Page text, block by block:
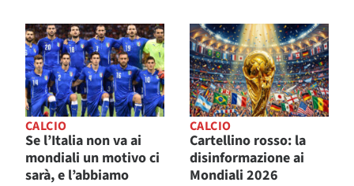
CALCIO
Se l’Italia non va ai
mondiali un motivo ci
sarà, e l’abbiamo
CALCIO
Cartellino rosso: la
disinformazione ai
Mondiali 2026